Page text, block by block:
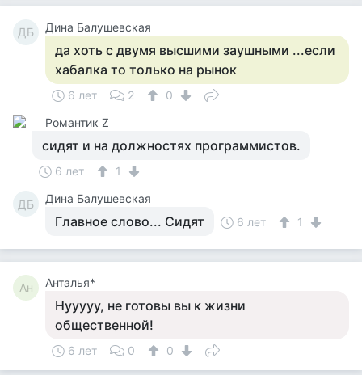
ДБ Дина Балушевская
да хоть с двумя высшими заушными ...если
хабалка то только на рынок
6 лет 2
0
Романтик Z
сидят и на должностях программистов.
6 лет 1
ДБ Дина Балушевская
Главное слово... Сидят 6 лет 1
Ан Анталья*
Нууууу, не готовы вы к жизни
общественной!
6 лет 0 0